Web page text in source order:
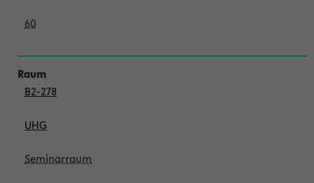
60
B2-278
UHG
Seminarraum